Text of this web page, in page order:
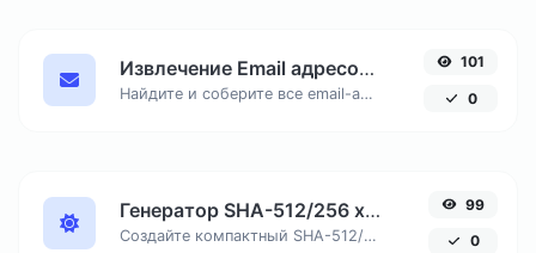
Извлечение Email адресов из текста онлайн
Найдите и соберите все email-адреса из любого текстового документа, удалив дубликаты.
101
0
Генератор SHA-512/256 хеша онлайн
Создайте компактный SHA-512/256 хеш, обеспечивающий 128-битную безопасность без избыточной длины вывода.
99
0